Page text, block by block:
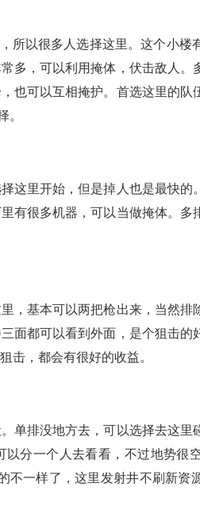
所以很多人选择这里。这个小楼
多，可以利用掩体，伏击敌人。
也可以互相掩护。首选这里的队
。
这里开始，但是掉人也是最快的
有很多机器，可以当做掩体。多
，基本可以两把枪出来，当然排
面都可以看到外面，是个狙击的
击，都会有很好的收益。
单排没地方去，可以选择去这里
分一个人去看看，不过地势很
不一样了，这里发射井不刷新资